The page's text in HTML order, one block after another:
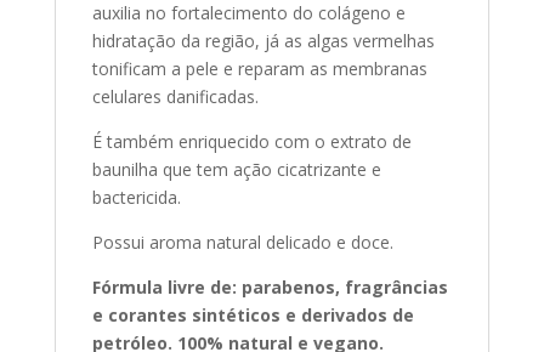
auxilia no fortalecimento do colágeno e
hidratação da região, já as algas vermelhas
tonificam a pele e reparam as membranas
celulares danificadas.
É também enriquecido com o extrato de
baunilha que tem ação cicatrizante e
bactericida.
Possui aroma natural delicado e doce.
Fórmula livre de: parabenos, fragrâncias
e corantes sintéticos e derivados de
petróleo. 100% natural e vegano.